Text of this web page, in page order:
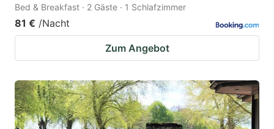
Bed & Breakfast · 2 Gäste · 1 Schlafzimmer
81 € /Nacht
Zum Angebot